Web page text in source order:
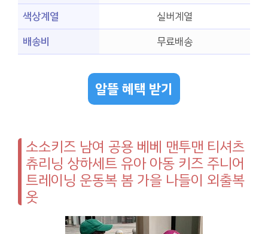
색상계열
실버계열
배송비
무료배송
알뜰 혜택 받기
소소키즈 남여 공용 베베 맨투맨 티셔츠
츄리닝 상하세트 유아 아동 키즈 주니어
트레이닝 운동복 봄 가을 나들이 외출복
옷